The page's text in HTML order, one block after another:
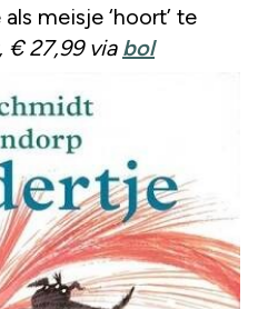
meisje ‘hoort’ te
€ 27,99 via bol